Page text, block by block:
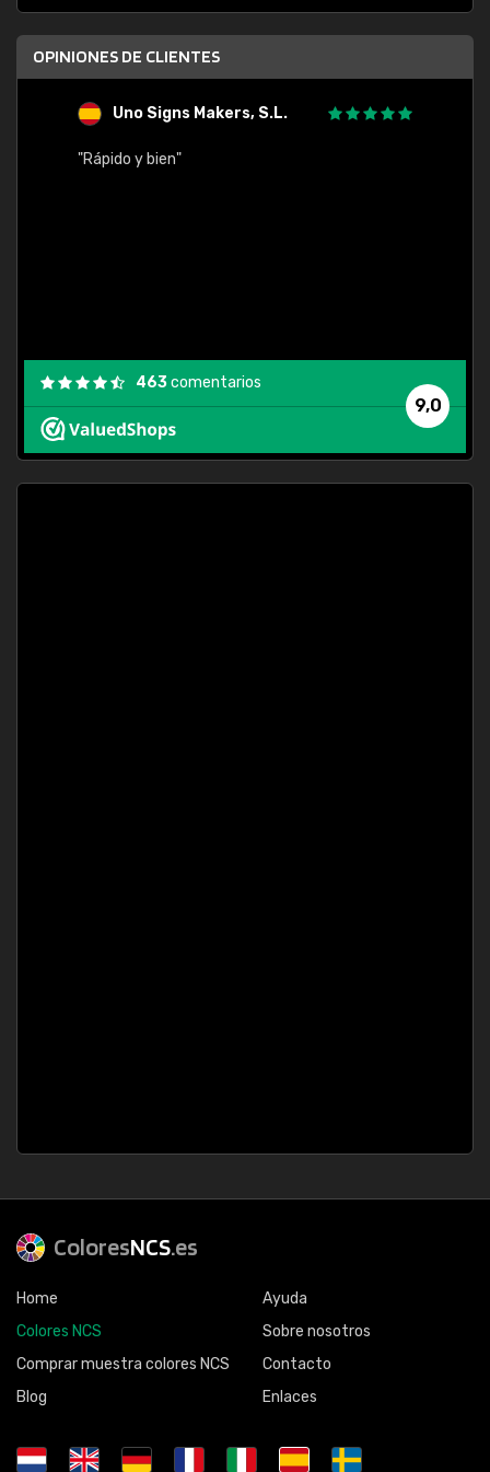
OPINIONES DE CLIENTES
Uno Signs Makers, S.L.
"Rápido y bien"
9,0
463comentarios
ColoresNCS.es
Home
Colores NCS
Comprar muestra colores NCS
Blog
Ayuda
Sobre nosotros
Contacto
Enlaces